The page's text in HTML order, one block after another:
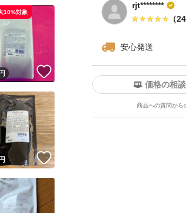
rjt********
（
安心発送
価格の相談
商品への質問から
円 いいね！
10%対象
円 いいね！